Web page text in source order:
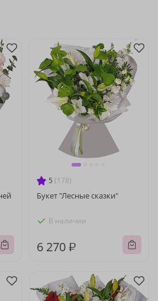
5 (178)
Букет "Лесные сказки"
В наличии
6 270 ₽